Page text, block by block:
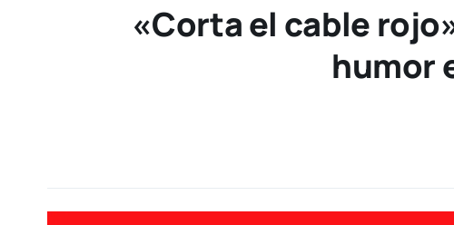
«Corta el cable
humor